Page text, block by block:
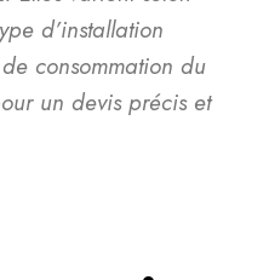
d’installation
consommation du
un devis précis et